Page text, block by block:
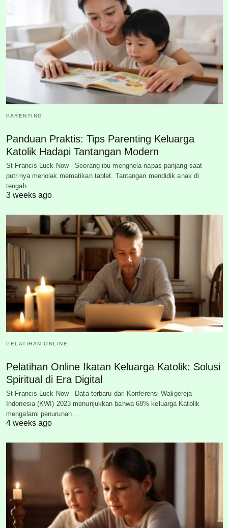
PARENTING
Panduan Praktis: Tips Parenting Keluarga
Katolik Hadapi Tantangan Modern
St Francis Luck Now - Seorang ibu menghela napas panjang saat
putrinya menolak mematikan tablet. Tantangan mendidik anak di
tengah…
3 weeks ago
PELATIHAN ONLINE
Pelatihan Online Ikatan Keluarga Katolik: Solusi
Spiritual di Era Digital
St Francis Luck Now - Data terbaru dari Konferensi Waligereja
Indonesia (KWI) 2023 menunjukkan bahwa 68% keluarga Katolik
mengalami penurunan…
4 weeks ago